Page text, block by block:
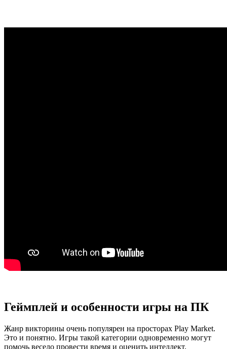
Геймплей и особенности игры на ПК
Жанр викторины очень популярен на просторах Play Market.
Это и понятно. Игры такой категории одновременно могут
помочь весело провести время и оценить интеллект.